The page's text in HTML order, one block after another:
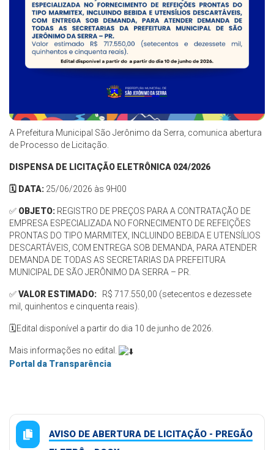
A Prefeitura Municipal São Jerônimo da Serra, comunica abertura
de Processo de Licitação.
DISPENSA DE LICITAÇÃO ELETRÔNICA 024/2026
🗓️ DATA: 25/06/2026 às 9H00
✅ OBJETO: REGISTRO DE PREÇOS PARA A CONTRATAÇÃO DE
EMPRESA ESPECIALIZADA NO FORNECIMENTO DE REFEIÇÕES
PRONTAS DO TIPO MARMITEX, INCLUINDO BEBIDA E UTENSÍLIOS
DESCARTÁVEIS, COM ENTREGA SOB DEMANDA, PARA ATENDER
DEMANDA DE TODAS AS SECRETARIAS DA PREFEITURA
MUNICIPAL DE SÃO JERÔNIMO DA SERRA – PR.
✅VALOR ESTIMADO:
R$ 717.550,00 (setecentos e dezessete
mil, quinhentos e cinquenta reais).
🗓️Edital disponível a partir do dia 10 de junho de 2026.
Mais informações no edital.
Portal da Transparência
AVISO DE ABERTURA DE LICITAÇÃO - PREGÃO